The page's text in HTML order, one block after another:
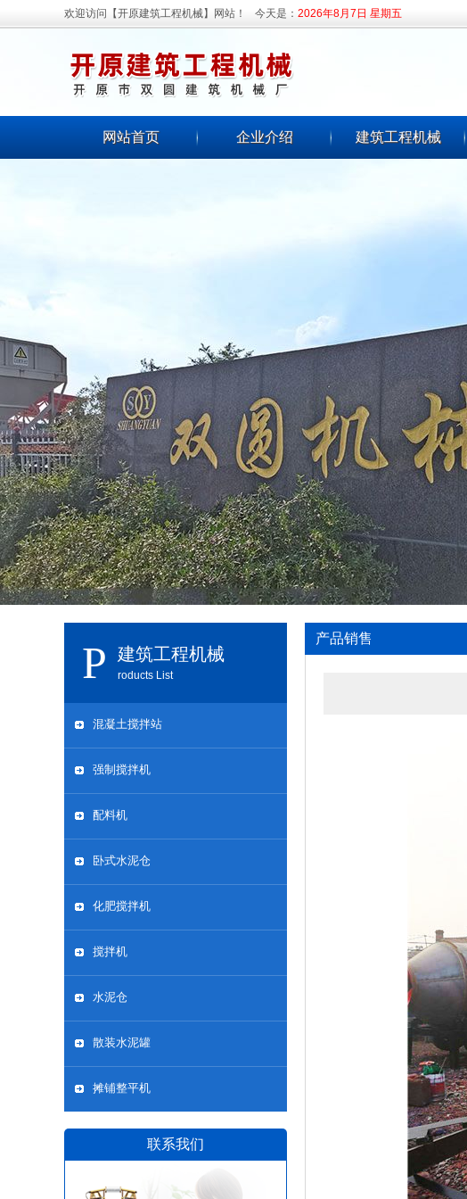
欢迎访问【开原建筑工程机械】网站！ 今天是： 2026年8月7日 星期五
网站首页 企业介绍 建筑工程机械
建筑工程机械
roducts List
混凝土搅拌站
强制搅拌机
配料机
卧式水泥仓
化肥搅拌机
搅拌机
水泥仓
散装水泥罐
摊铺整平机
联系我们
产品销售